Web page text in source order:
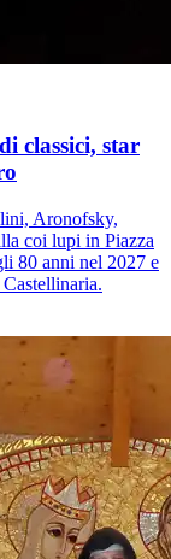
classici, star
Aronofsky,
coi lupi in Piazza
80 anni nel 2027 e